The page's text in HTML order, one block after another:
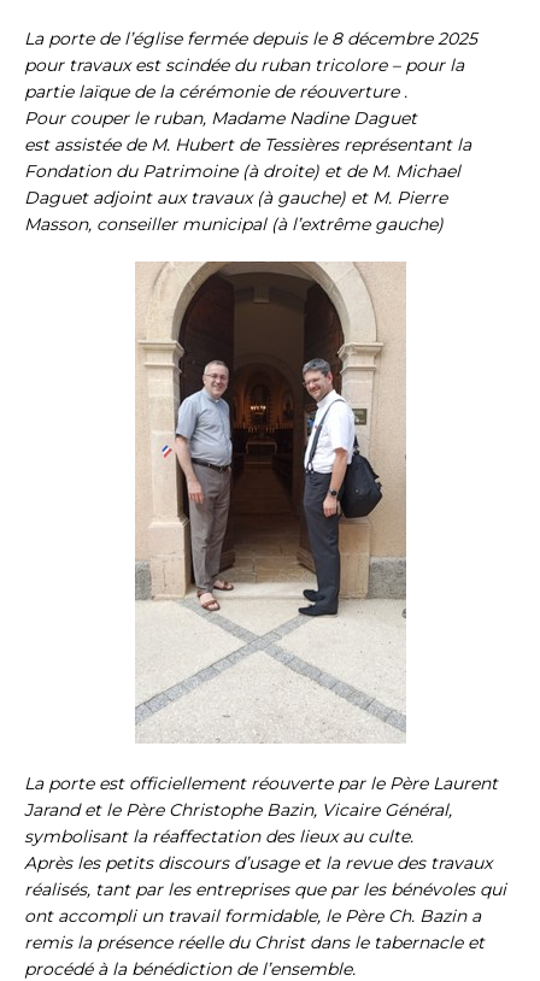
La porte de l’église fermée depuis le 8 décembre 2025
pour travaux est scindée du ruban tricolore – pour la
partie laïque de la cérémonie de réouverture .
Pour couper le ruban, Madame Nadine Daguet
est assistée de M. Hubert de Tessières représentant la
Fondation du Patrimoine (à droite) et de M. Michael
Daguet adjoint aux travaux (à gauche) et M. Pierre
Masson, conseiller municipal (à l’extrême gauche)
La porte est officiellement réouverte par le Père Laurent
Jarand et le Père Christophe Bazin, Vicaire Général,
symbolisant la réaffectation des lieux au culte.
Après les petits discours d’usage et la revue des travaux
réalisés, tant par les entreprises que par les bénévoles qui
ont accompli un travail formidable, le Père Ch. Bazin a
remis la présence réelle du Christ dans le tabernacle et
procédé à la bénédiction de l’ensemble.